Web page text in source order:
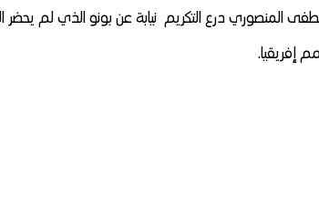
المنصوري درع التكريم نيابة عن بونو الذي لم
إفريقيا.